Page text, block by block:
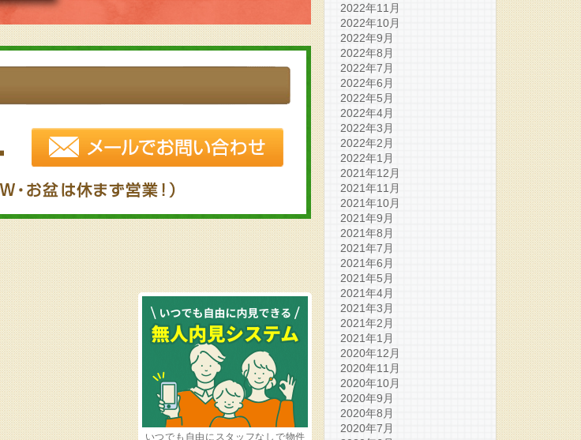
2022年11月
2022年10月
2022年9月
2022年8月
2022年7月
2022年6月
2022年5月
2022年4月
2022年3月
2022年2月
2022年1月
2021年12月
2021年11月
2021年10月
2021年9月
2021年8月
2021年7月
2021年6月
2021年5月
2021年4月
2021年3月
2021年2月
2021年1月
2020年12月
2020年11月
2020年10月
2020年9月
2020年8月
2020年7月
いつでも自由にスタッフなしで物件